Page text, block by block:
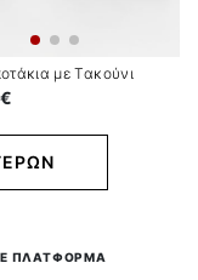
με Τακούνι
ΠΛΑΤΦΟΡΜΑ